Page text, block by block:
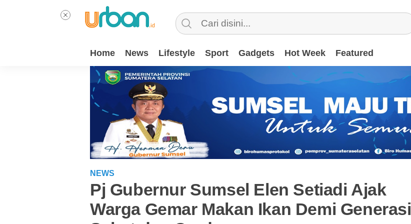
Home News Lifestyle Sport Gadgets Hot Week Featured
NEWS
Pj Gubernur Sumsel Elen Setiadi Ajak
Warga Gemar Makan Ikan Demi Generasi